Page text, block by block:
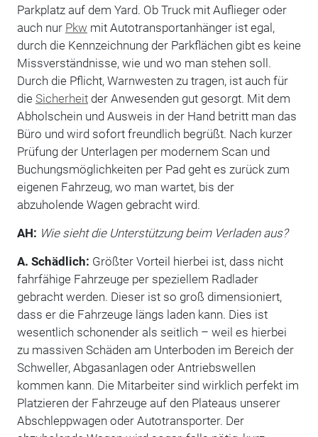
Parkplatz auf dem Yard. Ob Truck mit Auflieger oder
auch nur Pkw mit Autotransportanhänger ist egal,
durch die Kennzeichnung der Parkflächen gibt es keine
Missverständnisse, wie und wo man stehen soll.
Durch die Pflicht, Warnwesten zu tragen, ist auch für
die Sicherheitder Anwesenden gut gesorgt. Mit dem
Abholschein und Ausweis in der Hand betritt man das
Büro und wird sofort freundlich begrüßt. Nach kurzer
Prüfung der Unterlagen per modernem Scan und
Buchungsmöglichkeiten per Pad geht es zurück zum
eigenen Fahrzeug, wo man wartet, bis der
abzuholende Wagen gebracht wird.
AH: Wie sieht die Unterstützung beim Verladen aus?
A. Schädlich: Größter Vorteil hierbei ist, dass nicht
fahrfähige Fahrzeuge per speziellem Radlader
gebracht werden. Dieser ist so groß dimensioniert,
dass er die Fahrzeuge längs laden kann. Dies ist
wesentlich schonender als seitlich – weil es hierbei
zu massiven Schäden am Unterboden im Bereich der
Schweller, Abgasanlagen oder Antriebswellen
kommen kann. Die Mitarbeiter sind wirklich perfekt im
Platzieren der Fahrzeuge auf den Plateaus unserer
Abschleppwagen oder Autotransporter. Der